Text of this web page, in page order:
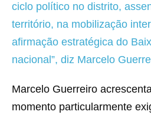
ciclo político no distrito,
território, na mobilização
afirmação estratégica do
nacional”, diz Marcelo
Marcelo Guerreiro
momento particularmente